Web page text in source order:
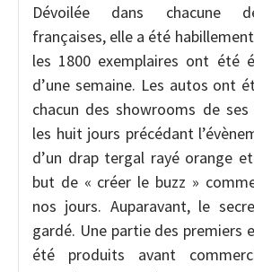
Dévoilée dans chacune
françaises, elle a été
les 1800 exemplaires ont été
d’une semaine. Les autos ont
chacun des showrooms de ses
les huit jours précédant
d’un drap tergal rayé orange
but de « créer le buzz »
nos jours. Auparavant, le
gardé. Une partie des premiers
été produits avant